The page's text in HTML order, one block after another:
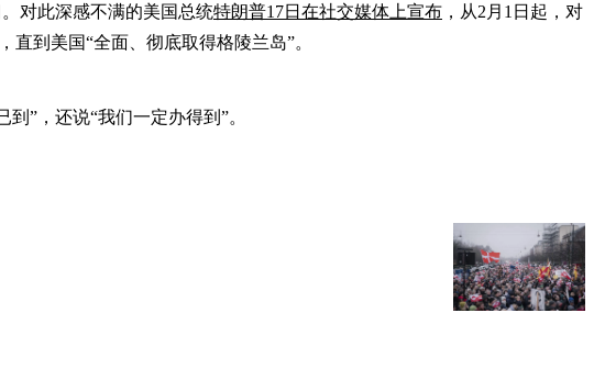
对此深感不满的美国总统特朗普17日在社交媒体上宣布 ，从2月1日起，对
到美国“全面、彻底取得格陵兰岛”。
”，还说“我们一定办得到”。